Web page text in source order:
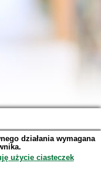
24)
działania wymagana
użycie ciasteczek